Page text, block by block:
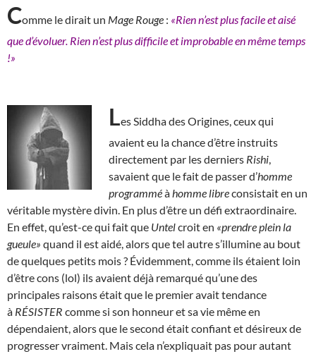
Comme le dirait un Mage Rouge : «Rien n’est plus facile et aisé
que d’évoluer. Rien n’est plus difficile et improbable en même temps
!»
Les Siddha des Origines, ceux qui
avaient eu la chance d’être instruits
directement par les derniers Rishi
savaient que le fait de passer d’homme
programméà homme libreconsistait en un
véritable mystère divin. En plus d’être un défi extraordinaire.
En effet, qu’est-ce qui fait que Untelcroit en «prendre plein la
gueule» quand il est aidé, alors que tel autre s’illumine au bout
de quelques petits mois ? Évidemment, comme ils étaient loin
d’être cons (lol) ils avaient déjà remarqué qu’une des
principales raisons était que le premier avait tendance
à RÉSISTER comme si son honneur et sa vie même en
dépendaient, alors que le second était confiant et désireux de
progresser vraiment. Mais cela n’expliquait pas pour autant